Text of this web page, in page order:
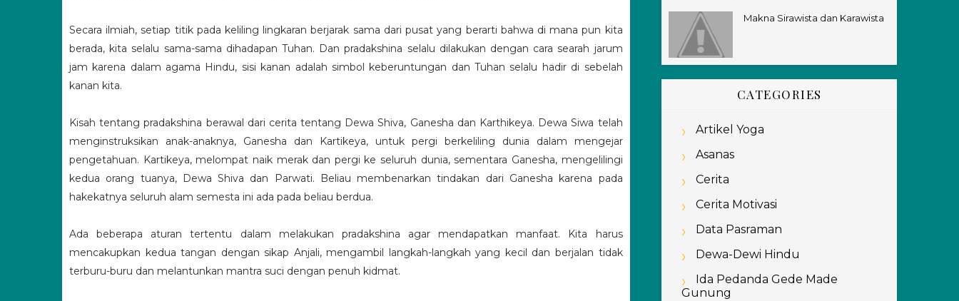
Secara ilmiah, setiap titik pada keliling lingkaran berjarak sama dari pusat yang berarti bahwa di mana pun kita
berada, kita selalu sama-sama dihadapan Tuhan. Dan pradakshina selalu dilakukan dengan cara searah jarum
jam karena dalam agama Hindu, sisi kanan adalah simbol keberuntungan dan Tuhan selalu hadir di sebelah
kanan kita.
Kisah tentang pradakshina berawal dari cerita tentang Dewa Shiva, Ganesha dan Karthikeya. Dewa Siwa telah
menginstruksikan anak-anaknya, Ganesha dan Kartikeya, untuk pergi berkeliling dunia dalam mengejar
pengetahuan. Kartikeya, melompat naik merak dan pergi ke seluruh dunia, sementara Ganesha, mengelilingi
kedua orang tuanya, Dewa Shiva dan Parwati. Beliau membenarkan tindakan dari Ganesha karena pada
hakekatnya seluruh alam semesta ini ada pada beliau berdua.
Ada beberapa aturan tertentu dalam melakukan pradakshina agar mendapatkan manfaat.
Kita harus
mencakupkan kedua tangan dengan sikap Anjali, mengambil langkah-langkah yang kecil dan berjalan tidak
terburu-buru dan melantunkan mantra suci dengan penuh kidmat.
Makna Sirawista dan Karawista
CATEGORIES
Artikel Yoga
Asanas
Cerita
Cerita Motivasi
Data Pasraman
Dewa-Dewi Hindu
Ida Pedanda Gede Made
Gunung